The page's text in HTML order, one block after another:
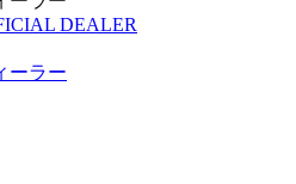
DEALER
ーラー